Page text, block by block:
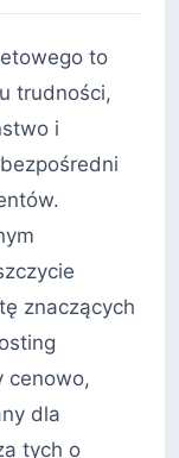
to
trudności,
i
znaczących
cenowo,
dla
tych o